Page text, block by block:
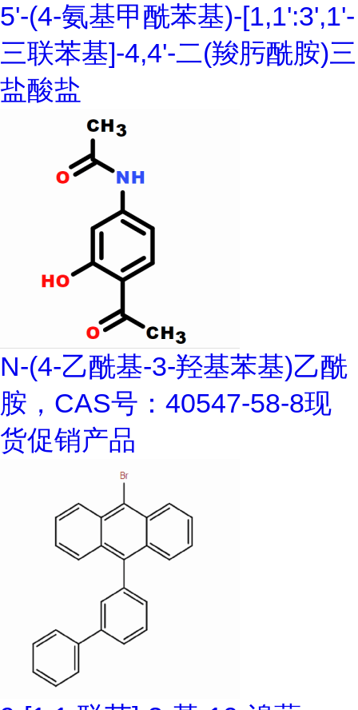
5'-(4-氨基甲酰苯基)-[1,1':3',1'-
三联苯基]-4,4'-二(羧肟酰胺)三
盐酸盐
N-(4-乙酰基-3-羟基苯基)乙酰
胺，CAS号：40547-58-8现
货促销产品